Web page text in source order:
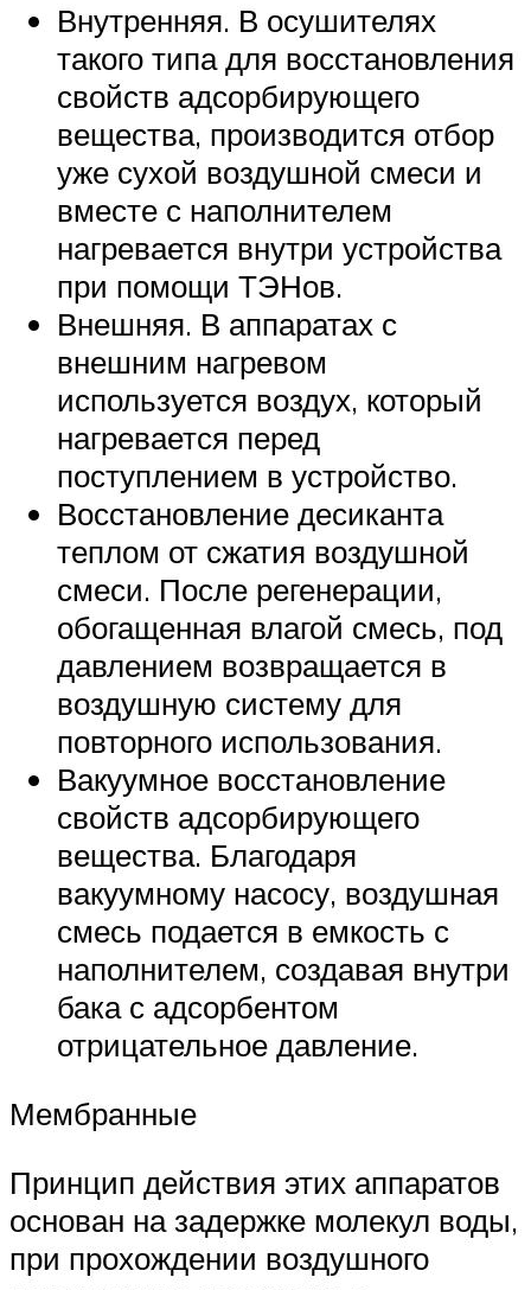
Внутренняя. В осушителях
такого типа для восстановления
свойств адсорбирующего
вещества, производится отбор
уже сухой воздушной смеси и
вместе с наполнителем
нагревается внутри устройства
при помощи ТЭНов.
Внешняя. В аппаратах с
внешним нагревом
используется воздух, который
нагревается перед
поступлением в устройство.
Восстановление десиканта
теплом от сжатия воздушной
смеси. После регенерации,
обогащенная влагой смесь, под
давлением возвращается в
воздушную систему для
повторного использования.
Вакуумное восстановление
свойств адсорбирующего
вещества. Благодаря
вакуумному насосу, воздушная
смесь подается в емкость с
наполнителем, создавая внутри
бака с адсорбентом
отрицательное давление.
Мембранные
Принцип действия этих аппаратов
основан на задержке молекул воды,
при прохождении воздушного